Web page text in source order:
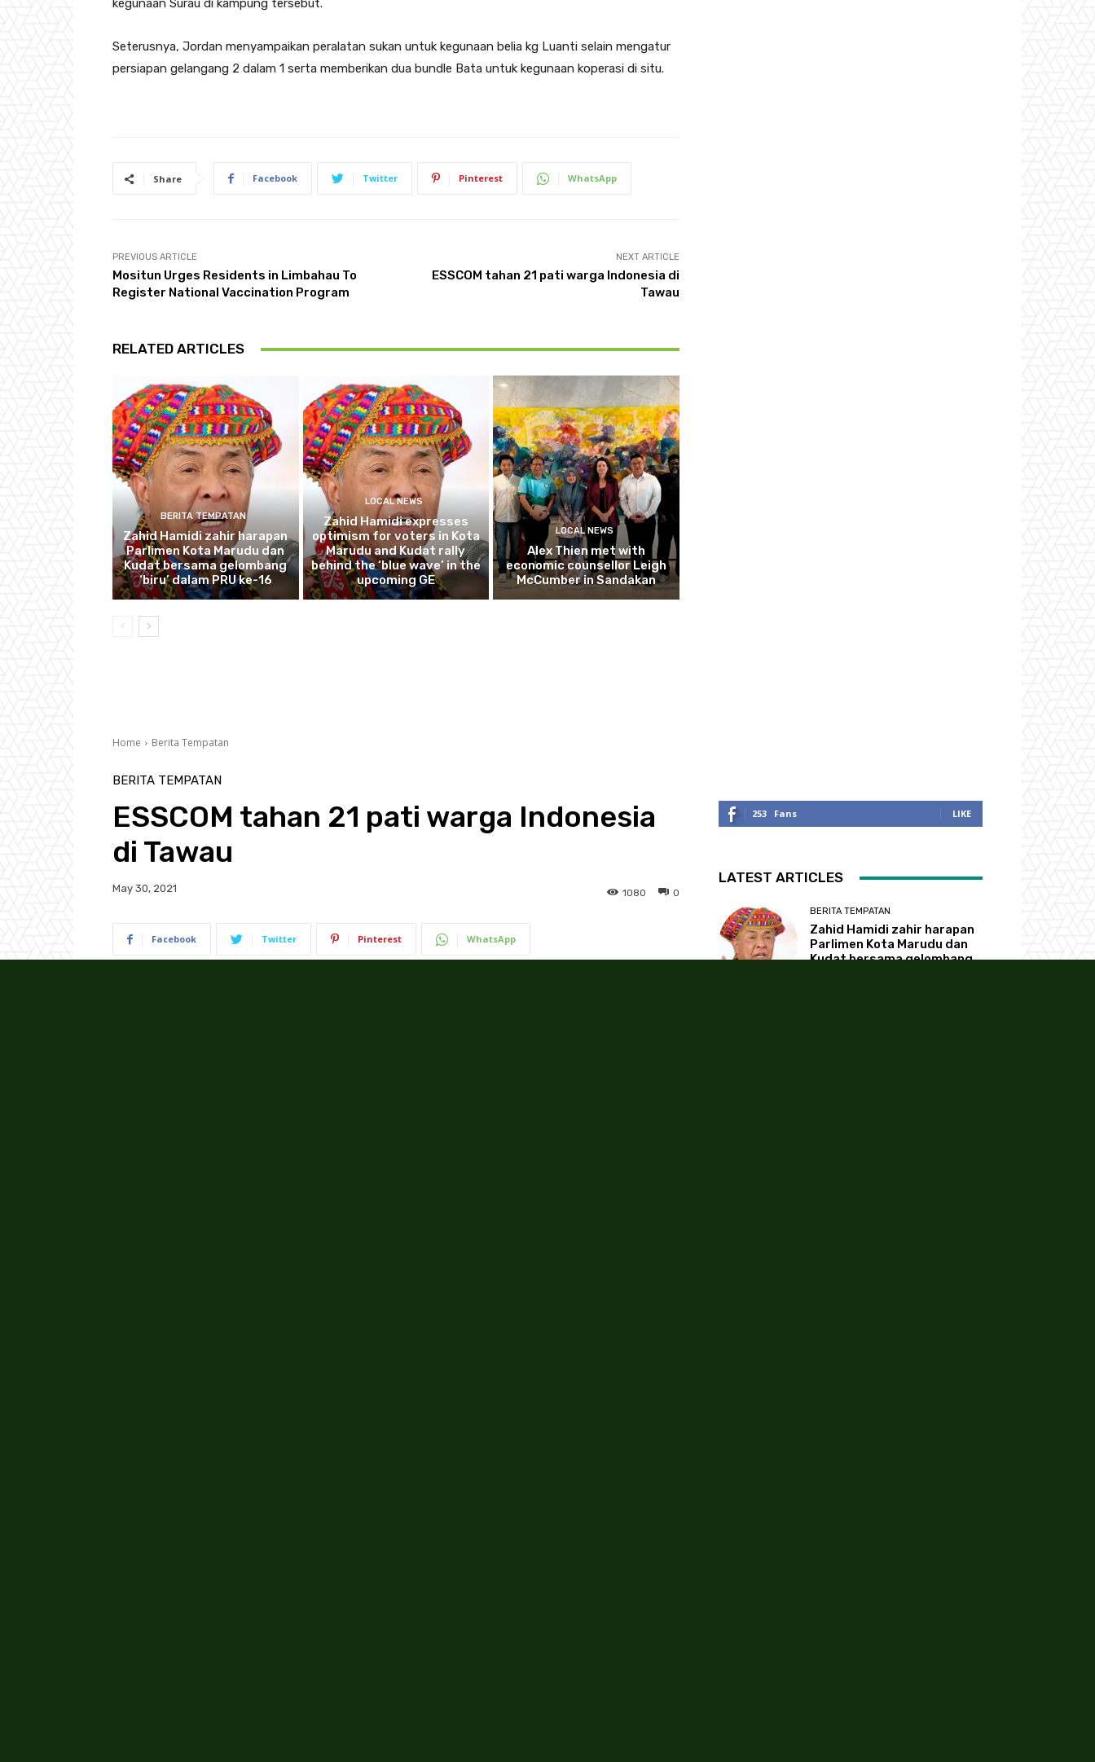
kegunaan Surau di kampung tersebut.
Seterusnya, Jordan menyampaikan peralatan sukan untuk kegunaan belia kg Luanti selain mengatur
persiapan gelangang 2 dalam 1 serta memberikan dua bundle Bata untuk kegunaan koperasi di situ.
Share Facebook Twitter Pinterest WhatsApp
PREVIOUS ARTICLE
Mositun Urges Residents in Limbahau To
Register National Vaccination Program
NEXT ARTICLE
ESSCOM tahan 21 pati warga Indonesia di
Tawau
RELATED ARTICLES
BERITA TEMPATAN
Zahid Hamidi zahir harapan
Parlimen Kota Marudu dan
Kudat bersama gelombang
‘biru’ dalam PRU ke-16
LOCAL NEWS
Zahid Hamidi expresses
optimism for voters in Kota
Marudu and Kudat rally
behind the ‘blue wave’ in the
upcoming GE
LOCAL NEWS
Alex Thien met with
economic counsellor Leigh
McCumber in Sandakan